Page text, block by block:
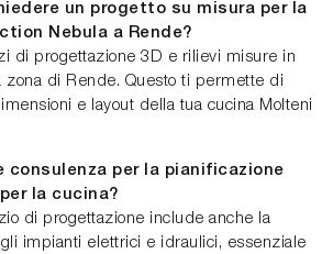
un progetto su misura per la
Nebula a Rende?
di progettazione 3D e rilievi misure in
zona di Rende. Questo ti permette di
e layout della tua cucina Molteni
consulenza per la pianificazione
la cucina?
di progettazione include anche la
impianti elettrici e idraulici, essenziale